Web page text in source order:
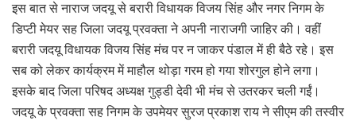
इस बात से नाराज जदयू से बरारी विधायक विजय सिंह और नगर निगम के
डिप्टी मेयर सह जिला जदयू प्रवक्ता ने अपनी नाराजगी जाहिर की। वहीं
बरारी जदयू विधायक विजय सिंह मंच पर न जाकर पंडाल में ही बैठे रहे। इस
सब को लेकर कार्यक्रम में माहौल थोड़ा गरम हो गया शोरगुल होने लगा।
इसके बाद जिला परिषद अध्यक्ष गुड्डी देवी भी मंच से उतरकर चली गईं।
जदयू के प्रवक्ता सह निगम के उपमेयर सुरज प्रकाश राय ने सीएम की तस्वीर